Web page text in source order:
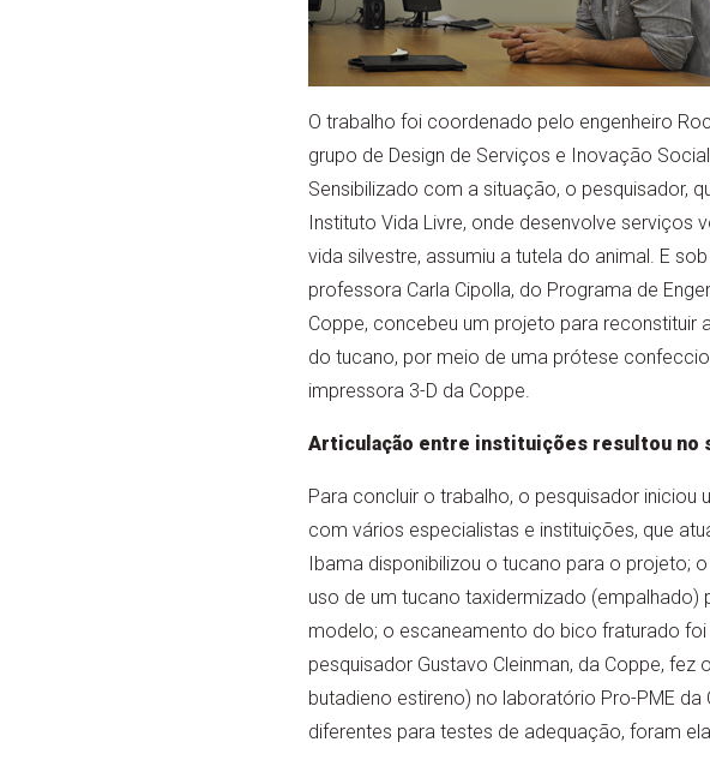
O trabalho foi coordenado pelo engenheiro
grupo de Design de Serviços e Inovação
Sensibilizado com a situação, o pesquisador,
Instituto Vida Livre, onde desenvolve serviços
vida silvestre, assumiu a tutela do animal. E
professora Carla Cipolla, do Programa de
Coppe, concebeu um projeto para reconstituir
do tucano, por meio de uma prótese
impressora 3-D da Coppe.
Articulação entre instituições resultou no
Para concluir o trabalho, o pesquisador iniciou
com vários especialistas e instituições, que
Ibama disponibilizou o tucano para o projeto;
uso de um tucano taxidermizado (empalhado)
modelo; o escaneamento do bico fraturado foi
pesquisador Gustavo Cleinman, da Coppe,
butadieno estireno) no laboratório Pro-PME
diferentes para testes de adequação, foram